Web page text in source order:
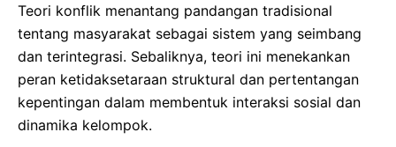
Teori konflik menantang pandangan tradisional
tentang masyarakat sebagai sistem yang seimbang
dan terintegrasi. Sebaliknya, teori ini menekankan
peran ketidaksetaraan struktural dan pertentangan
kepentingan dalam membentuk interaksi sosial dan
dinamika kelompok.